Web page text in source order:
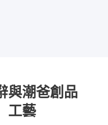
與潮爸創品
工藝